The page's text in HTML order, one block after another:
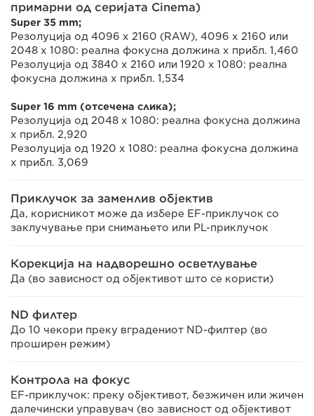
примарни од серијата Cinema)
Super 35 mm;
Резолуција од 4096 x 2160 (RAW), 4096 x 2160 или
2048 x 1080: реална фокусна должина x прибл. 1,460
Резолуција од 3840 x 2160 или 1920 x 1080: реална
фокусна должина x прибл. 1,534
Super 16 mm (отсечена слика);
Резолуција од 2048 x 1080: реална фокусна должина
x прибл. 2,920
Резолуција од 1920 x 1080: реална фокусна должина
x прибл. 3,069
Приклучок за заменлив објектив
Да, корисникот може да избере EF-приклучок со
заклучување при снимањето или PL-приклучок
Корекција на надворешно осветлување
Да (во зависност од објективот што се користи)
ND филтер
До 10 чекори преку вградениот ND-филтер (во
проширен режим)
Контрола на фокус
EF-приклучок: преку објективот, безжичен или жичен
далечински управувач (во зависност од објективот